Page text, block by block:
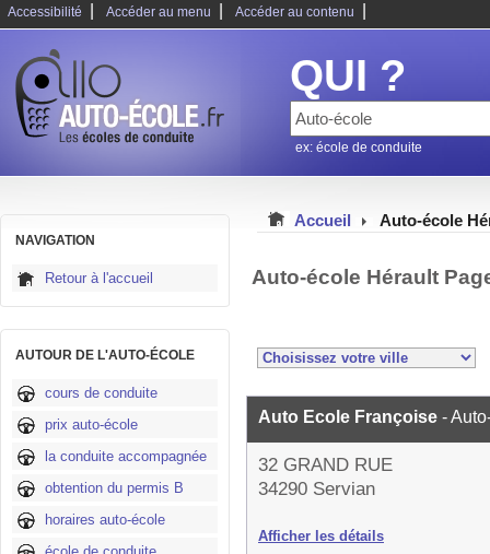
Accessibilité Accéder au menu Accéder au contenu
QUI ?
ex: école de conduite
NAVIGATION
Retour à l'accueil
AUTOUR DE L'AUTO-ÉCOLE
cours de conduite
prix auto-école
la conduite accompagnée
obtention du permis B
horaires auto-école
Accueil Auto-école
Auto-école Hérault
Auto Ecole Françoise -
32 GRAND RUE
34290 Servian
Afficher les détails